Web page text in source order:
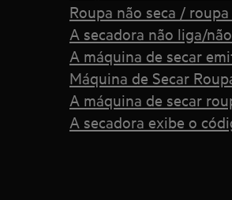
Roupa não seca /
A secadora não liga/
A máquina de secar
Máquina de Secar
A máquina de secar
A secadora exibe o